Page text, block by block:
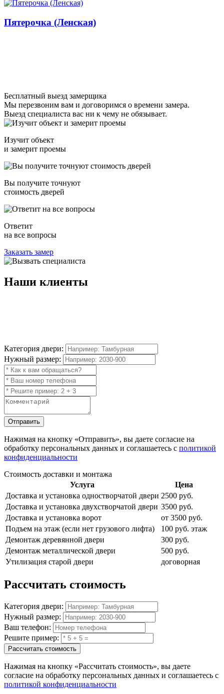
Пятерочка (Ленская)
Бесплатный выезд замерщика
Мы перезвоним вам и договоримся о времени замера.
Выезд специалиста вас ни к чему не обязывает.
Изучит объект
и замерит проемы
Вы получите точнуют
стоимость дверей
Ответит
на все вопросы
Заказать замер
Наши клиенты
Категория двери:
Нужный размер:
Отправить
Нажимая на кнопку «Отправить», вы даете согласие на
обработку персональных данных и соглашаетесь с политикой
конфиденциальности
Стоимость доставки и монтажа
Услуга
Цена
Доставка и установка одностворчатой двери 2500 руб.
Доставка и установка двухстворчатой двери 3500 руб.
Доставка и установка ворот
от 3500 руб.
Подъем на этаж (если нет грузового лифта)
100 руб. этаж
Демонтаж деревянной двери
300 руб.
Демонтаж металлической двери
500 руб.
Утилизация старой двери
договорная
Рассчитать стоимость
Категория двери:
Нужный размер:
Ваш телефон:
Решите пример:
Рассчитать стоимость
Нажимая на кнопку «Рассчитать стоимость», вы даете
согласие на обработку персональных данных и соглашаетесь с
политикой конфиденциальности